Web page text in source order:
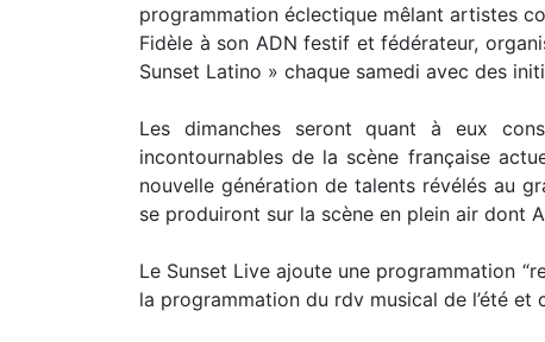
programmation éclectique mêlant artistes
Fidèle à son ADN festif et fédérateur,
Sunset Latino » chaque samedi avec des
Les dimanches seront quant à eux
incontournables de la scène française
nouvelle génération de talents révélés au
se produiront sur la scène en plein air dont
Le Sunset Live ajoute une programmation
la programmation du rdv musical de l’été